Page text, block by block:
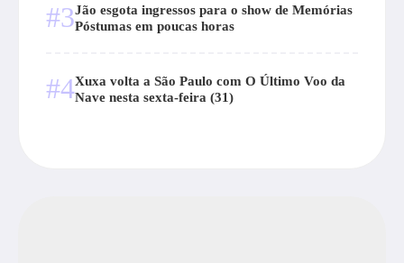
#3Jão esgota ingressos para o show de Memórias
Póstumas em poucas horas
#4Xuxa volta a São Paulo com O Último Voo da
Nave nesta sexta-feira (31)